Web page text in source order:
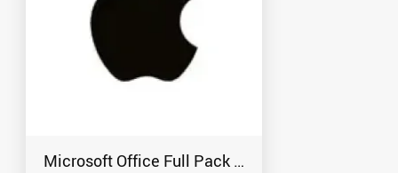
Microsoft Office Full Pack - macOS და Windows